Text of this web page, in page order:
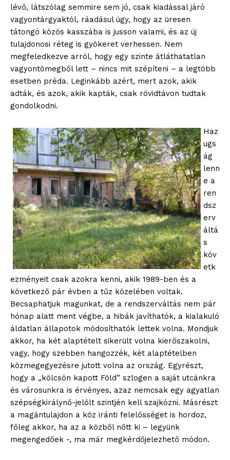
lévő, látszólag semmire sem jó, csak kiadással járó
vagyontárgyaktól, ráadásul úgy, hogy az üresen
tátongó közös kasszába is jusson valami, és az új
tulajdonosi réteg is gyökeret verhessen. Nem
megfeledkezve arról, hogy egy szinte átláthatatlan
vagyontömegből lett – nincs mit szépíteni – a legtöbb
esetben préda. Leginkább azért, mert azok, akik
adták, és azok, akik kapták, csak rövidtávon tudtak
gondolkodni.
Haz
ugs
ág
lenn
e a
ren
dsz
erv
áltá
s
köv
etk
ezményeit csak azokra kenni, akik 1989-ben és a
következő pár évben a tűz közelében voltak.
Becsaphatjuk magunkat, de a rendszerváltás nem pár
hónap alatt ment végbe, a hibák javíthatók, a kialakuló
áldatlan állapotok módosíthatók lettek volna. Mondjuk
akkor, ha két alaptételt sikerült volna kierőszakolni,
vagy, hogy szebben hangozzék, két alaptételben
közmegegyezésre jutott volna az ország. Egyrészt,
hogy a „kölcsön kapott Föld” szlogen a saját utcánkra
és városunkra is érvényes, azaz nemcsak egy agyatlan
szépségkirálynő-jelölt szintjén kell szajkózni. Másrészt
a magántulajdon a köz iránti felelősséget is hordoz,
főleg akkor, ha az a közből nőtt ki – legyünk
megengedőek -, ma már megkérdőjelezhető módon.